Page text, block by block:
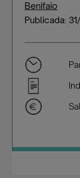
Benifaio
Publicada: